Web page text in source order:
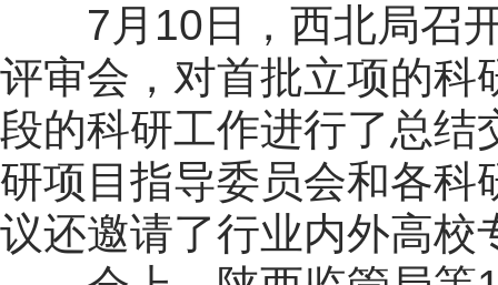
7月10日，西北局召
评审会，对首批立项的科
段的科研工作进行了总结
研项目指导委员会和各科
议还邀请了行业内外高校
式